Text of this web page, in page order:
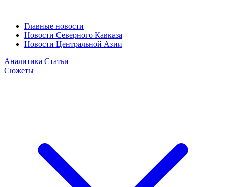
Главные новости
Новости Северного Кавказа
Новости Центральной Азии
Аналитика Статьи
Сюжеты